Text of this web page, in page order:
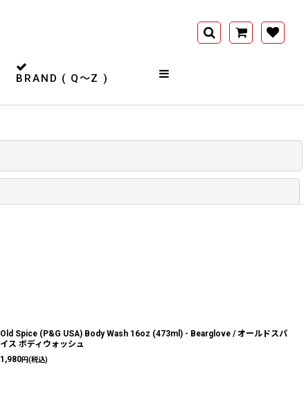
BRAND ( Q〜Z )
Old Spice (P&G USA) Body Wash 16oz (473ml) - Bearglove / オールドスパ
イス ボディウォッシュ
1,980円(税込)